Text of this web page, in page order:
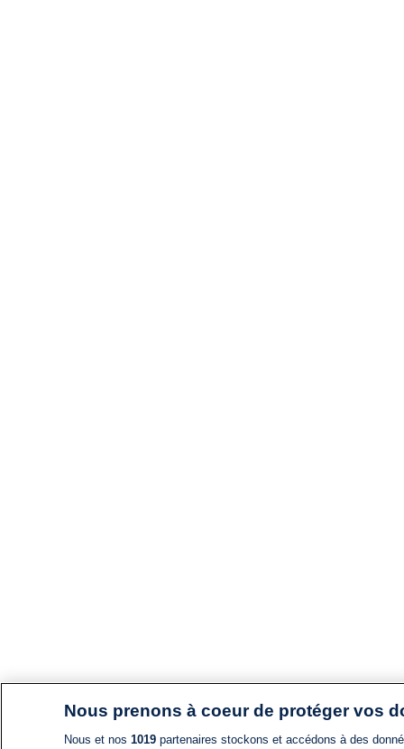
Nous prenons à coeur de protéger vos
Nous et nos 1019partenaires stockons et accédons à des